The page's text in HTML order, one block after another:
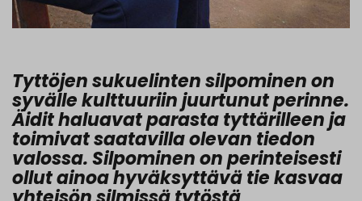
Tyttöjen sukuelinten silpominen on
syvälle kulttuuriin juurtunut perinne.
Äidit haluavat parasta tyttärilleen ja
toimivat saatavilla olevan tiedon
valossa. Silpominen on perinteisesti
ollut ainoa hyväksyttävä tie kasvaa